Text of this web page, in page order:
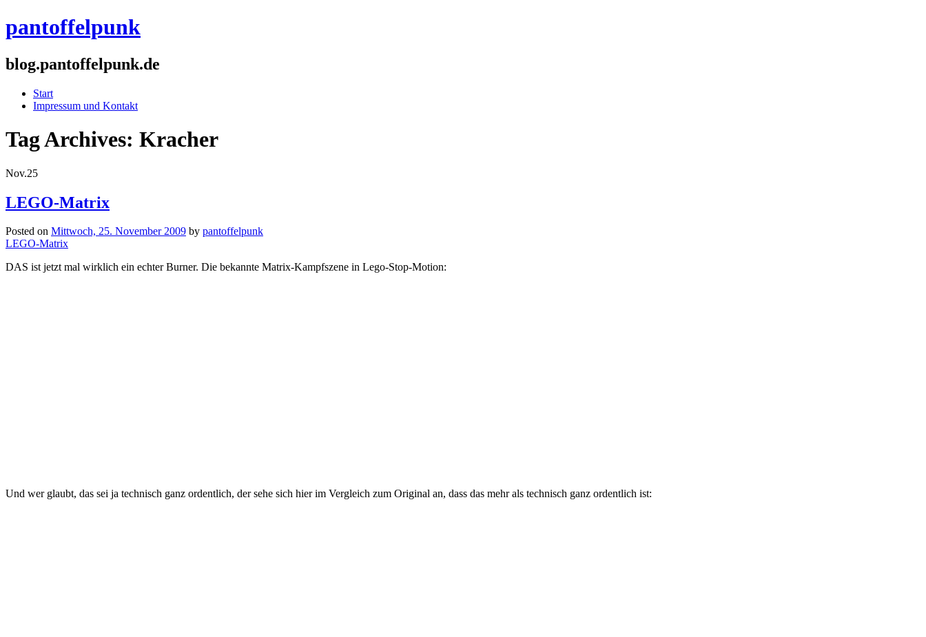
pantoffelpunk
blog.pantoffelpunk.de
Start
Impressum und Kontakt
Tag Archives: Kracher
Nov.25
LEGO-Matrix
Posted on Mittwoch, 25. November 2009 by pantoffelpunk
LEGO-Matrix
DAS ist jetzt mal wirklich ein echter Burner. Die bekannte Matrix-Kampfszene in Lego-Stop-Motion:
Und wer glaubt, das sei ja technisch ganz ordentlich, der sehe sich hier im Vergleich zum Original an, dass das mehr als technisch ganz ordentlich ist: